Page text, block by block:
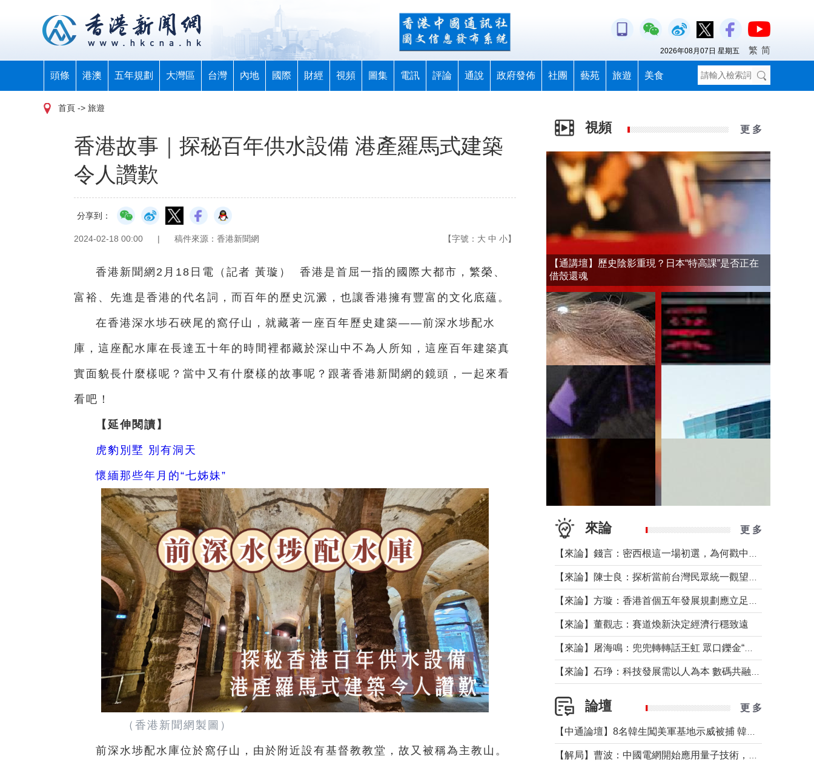
頭條 港澳 五年規劃 大灣區 台灣 內地 國際 財經 視頻 圖集 電訊 評論 通說 政府發佈 社團 藝苑 旅遊 美食
2026年08月07日 星期五 繁 简
首頁 -> 旅遊
香港故事｜探秘百年供水設備 港產羅馬式建築
令人讚歎
分享到：
2024-02-18 00:00 | 稿件來源：香港新聞網 【字號： 大 中 小】
香港新聞網2月18日電（記者 黃璇） 香港是首屈一指的國際大都市，繁榮、
富裕、先進是香港的代名詞，而百年的歷史沉澱，也讓香港擁有豐富的文化底蘊。
在香港深水埗石硤尾的窩仔山，就藏著一座百年歷史建築——前深水埗配水
庫，這座配水庫在長達五十年的時間裡都藏於深山中不為人所知，這座百年建築真
實面貌長什麼樣呢？當中又有什麼樣的故事呢？跟著香港新聞網的鏡頭，一起來看
看吧！
【延伸閱讀】
虎豹別墅 別有洞天
懷緬那些年月的“七姊妹”
（香港新聞網製圖）
前深水埗配水庫位於窩仔山，由於附近設有基督教教堂，故又被稱為主教山。
視頻 更 多
【通講壇】歷史陰影重現？日本“特高課”是否正在
借殼還魂
來論 更 多
【來論】董觀志：賽道煥新決定經濟行穩致遠
論壇 更 多